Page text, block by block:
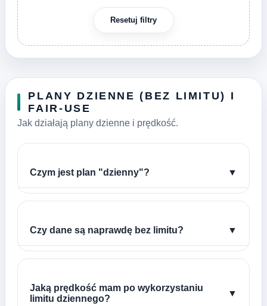
Resetuj filtry
PLANY DZIENNE (BEZ LIMITU) I
FAIR-USE
Jak działają plany dzienne i prędkość.
Czym jest plan "dzienny"? ▼
Czy dane są naprawdę bez limitu? ▼
Jaką prędkość mam po wykorzystaniu
limitu dziennego?
▼